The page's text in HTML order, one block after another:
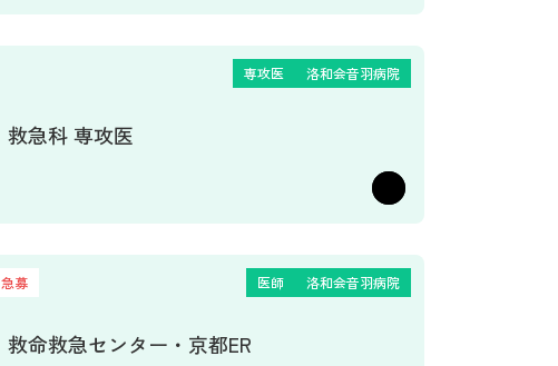
専攻医 洛和会音羽病院
救急科 専攻医
急募 医師 洛和会音羽病院
救命救急センター・京都ER